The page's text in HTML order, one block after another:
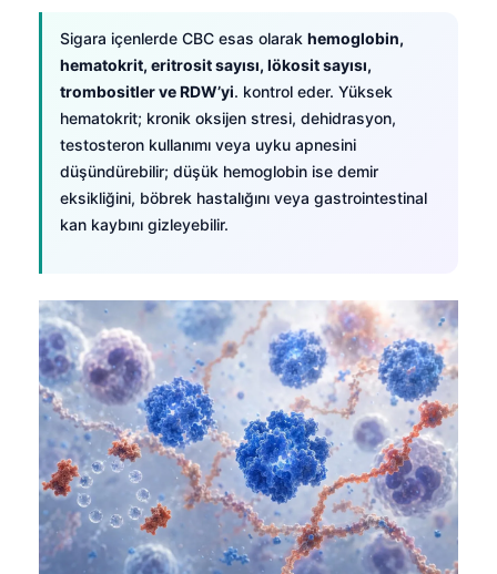
Sigara içenlerde CBC esas olarak hemoglobin,
hematokrit, eritrosit sayısı, lökosit sayısı,
trombositler ve RDW’yi. kontrol eder. Yüksek
hematokrit; kronik oksijen stresi, dehidrasyon,
testosteron kullanımı veya uyku apnesini
düşündürebilir; düşük hemoglobin ise demir
eksikliğini, böbrek hastalığını veya gastrointestinal
kan kaybını gizleyebilir.